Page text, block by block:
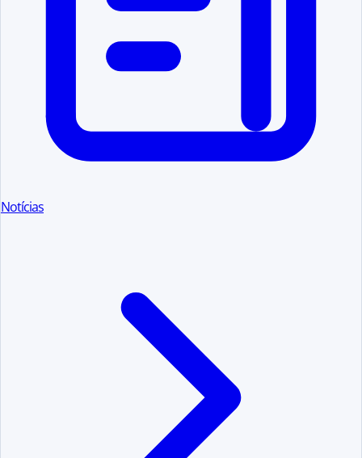
Notícias